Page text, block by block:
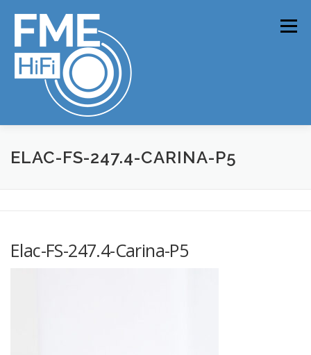
springen
Menü
ONLINE-SHOP NEWS PRODUKTE ANALOG
ELAC-FS-247.4-CARINA-P5
Elac-FS-247.4-Carina-P5